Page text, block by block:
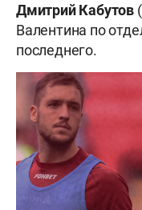
Дмитрий Кабутов
Валентина по
последнего.